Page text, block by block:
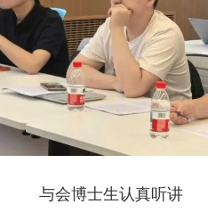
与会博士生认真听讲